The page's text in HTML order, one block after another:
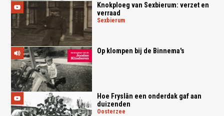
Knokploeg van Sexbierum: verzet en
verraad
sexbierum
Op klompen bij de Binnema's
Hoe Fryslân een onderdak gaf aan
duizenden
oosterzee